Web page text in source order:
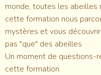
monde, toutes les abeilles
cette formation nous
mystères et vous
pas "que" des abeilles
Un moment de questions-
cette formation.